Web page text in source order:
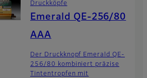
Druckköpfe
Emerald QE-256/80
AAA
Der Druckknopf Emerald QE-
256/80 kombiniert präzise
Tintentropfen mit